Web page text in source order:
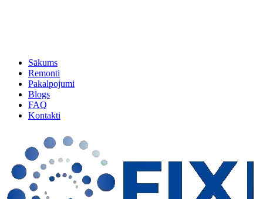
Sākums
Remonti
Pakalpojumi
Blogs
FAQ
Kontakti